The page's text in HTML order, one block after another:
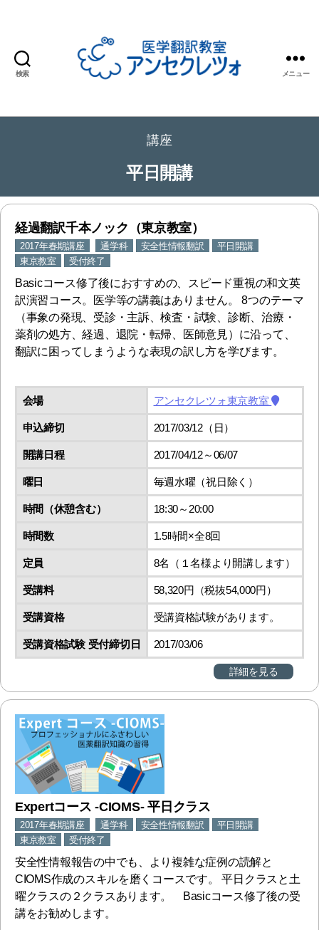
検索
学
翻
訳
教
室
ア
セ
ク
ォ
メニュー
講座
平日開講
経過翻訳千本ノック（東京教室）
2017年春期講座 通学科 安全性情報翻訳
平日開講
東京教室
受付終了
Basicコース修了後におすすめの、スピード重視の和文英
訳演習コース。医学等の講義はありません。 8つのテーマ
（事象の発現、受診・主訴、検査・試験、診断、治療・
薬剤の処方、経過、退院・転帰、医師意見）に沿って、
翻訳に困ってしまうような表現の訳し方を学びます。
会場 アンセクレツォ東京教室
申込締切 2017/03/12（日）
開講日程 2017/04/12～06/07
曜日 毎週水曜（祝日除く）
時間（休憩含む） 18:30～20:00
時間数 1.5時間×全8回
定員 8名（１名様より開講します）
受講料 58,320円（税抜54,000円）
受講資格 受講資格試験があります。
受講資格試験 受付締切日 2017/03/06
詳細を見る
Expertコース -CIOMS- 平日クラス
2017年春期講座 通学科 安全性情報翻訳
平日開講
東京教室
受付終了
安全性情報報告の中でも、より複雑な症例の読解と
CIOMS作成のスキルを磨くコースです。 平日クラスと土
曜クラスの２クラスあります。 Basicコース修了後の受
講をお勧めします。